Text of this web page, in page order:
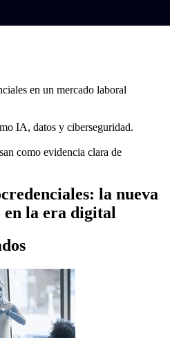
en un mercado laboral
IA, datos y ciberseguridad.
como evidencia clara de
la nueva
en la era digital